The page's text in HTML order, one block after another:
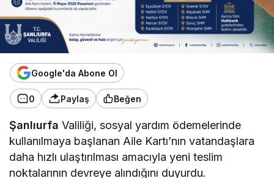
Google'da Abone Ol
0 Paylaş Beğen
Şanlıurfa Valiliği, sosyal yardım ödemelerinde
kullanılmaya başlanan Aile Kartı’nın vatandaşlara
daha hızlı ulaştırılması amacıyla yeni teslim
noktalarının devreye alındığını duyurdu.